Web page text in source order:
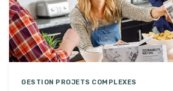
GESTION PROJETS COMPLEXES